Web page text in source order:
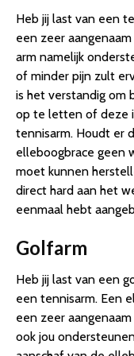
Heb jij last van een
een zeer
arm namelijk
of minder pijn zult
is het verstandig om
op te letten of deze
tennisarm. Houdt er
elleboogbrace geen
moet kunnen
direct hard aan het
eenmaal hebt
Golfarm
Heb jij last van een
een tennisarm. Een
een zeer
ook jou